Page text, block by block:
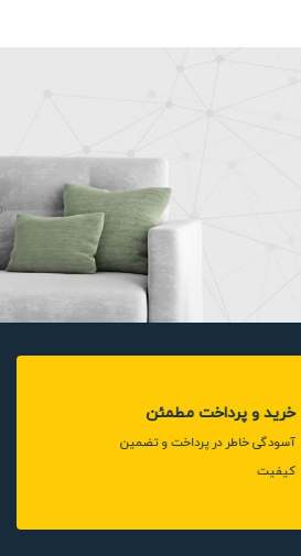
خرید و پرداخت مطمئن
آسودگی خاطر در پرداخت و تضمین
کیفیت